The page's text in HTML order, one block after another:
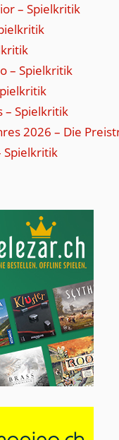
– Spielkritik
– Spielkritik
– Spielkritik
2026 – Die
Spielkritik